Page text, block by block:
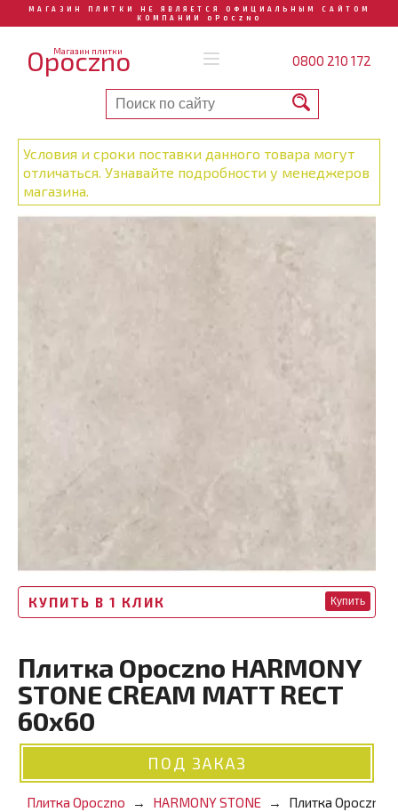
МАГАЗИН ПЛИТКИ НЕ ЯВЛЯЕТСЯ ОФИЦИАЛЬНЫМ САЙТОМ
КОМПАНИИ OPOCZNO
Магазин плитки
Opoczno 0800 210 172
Условия и сроки поставки данного товара могут
отличаться. Узнавайте подробности у менеджеров
магазина.
КУПИТЬ В 1 КЛИК Купить
Плитка Opoczno HARMONY
STONE CREAM MATT RECT
60x60
ПОД ЗАКАЗ
Плитка Opoczno HARMONY STONE Плитка Opoczno